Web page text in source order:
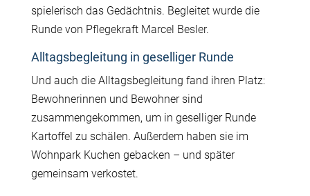
spielerisch das Gedächtnis. Begleitet wurde die
Runde von Pflegekraft Marcel Besler.
Alltagsbegleitung in geselliger Runde
Und auch die Alltagsbegleitung fand ihren Platz:
Bewohnerinnen und Bewohner sind
zusammengekommen, um in geselliger Runde
Kartoffel zu schälen. Außerdem haben sie im
Wohnpark Kuchen gebacken – und später
gemeinsam verkostet.